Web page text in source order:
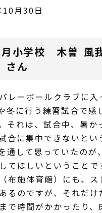
月30日
小学校 木曽 風
さん
レーボールクラブに入
冬に行う練習試合で感
それは、試合中、暑か
合に集中できないとい
通して思っていたのが
てほしいということで
布施体育館）にも、ス
るのですが、それだけ
で時間がかかったり、